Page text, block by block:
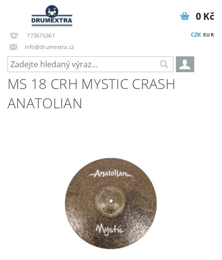
773676361
info@drumextra.cz
CZK EUR
0 Kč
MS 18 CRH MYSTIC CRASH
ANATOLIAN